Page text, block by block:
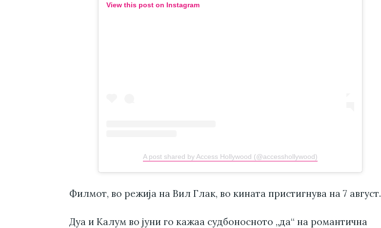
View this post on Instagram
A post shared by Access Hollywood (@accesshollywood)
Филмот, во режија на Вил Глак, во кината пристигнува на 7 август.
Дуа и Калум во јуни го кажаа судбоносното „да“ на романтична